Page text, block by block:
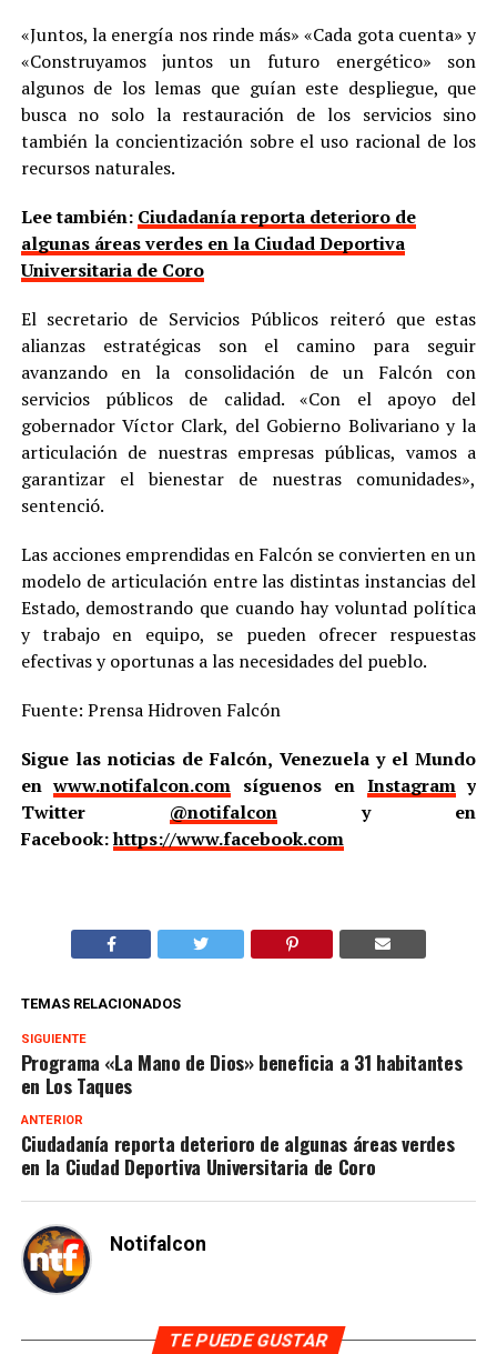
«Juntos, la energía nos rinde más» «Cada gota cuenta» y
«Construyamos juntos un futuro energético» son
algunos de los lemas que guían este despliegue, que
busca no solo la restauración de los servicios sino
también la concientización sobre el uso racional de los
recursos naturales.
Lee también: Ciudadanía reporta deterioro de
algunas áreas verdes en la Ciudad Deportiva
Universitaria de Coro
El secretario de Servicios Públicos reiteró que estas
alianzas estratégicas son el camino para seguir
avanzando en la consolidación de un Falcón con
servicios públicos de calidad. «Con el apoyo del
gobernador Víctor Clark, del Gobierno Bolivariano y la
articulación de nuestras empresas públicas, vamos a
garantizar el bienestar de nuestras comunidades»,
sentenció.
Las acciones emprendidas en Falcón se convierten en un
modelo de articulación entre las distintas instancias del
Estado, demostrando que cuando hay voluntad política
y trabajo en equipo, se pueden ofrecer respuestas
efectivas y oportunas a las necesidades del pueblo.
Fuente: Prensa Hidroven Falcón
Sigue las noticias de Falcón, Venezuela y el Mundo
enwww.notifalcon.com síguenos en Instagramy
Twitter @notifalcony en
Facebook:https://www.facebook.com
TEMAS RELACIONADOS
SIGUIENTE
Programa «La Mano de Dios» beneficia a 31 habitantes
en Los Taques
ANTERIOR
Ciudadanía reporta deterioro de algunas áreas verdes
en la Ciudad Deportiva Universitaria de Coro
Notifalcon
TE PUEDE GUSTAR